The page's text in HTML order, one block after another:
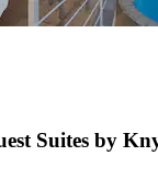
Suites by